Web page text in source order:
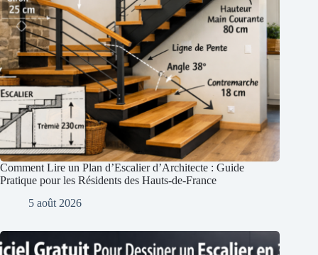
Comment Lire un Plan d’Escalier d’Architecte : Guide
Pratique pour les Résidents des Hauts-de-France
5 août 2026